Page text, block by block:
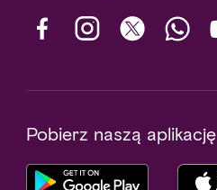
Pobierz naszą aplikację